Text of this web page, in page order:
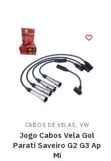
CABOS DE VELAS ,VW
Jogo Cabos Vela Gol
Parati Saveiro G2 G3 Ap
Mi